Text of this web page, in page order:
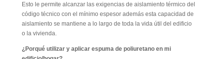
Esto le permite alcanzar las exigencias de aislamiento térmico del
código técnico con el mínimo espesor además esta capacidad de
aislamiento se mantiene a lo largo de toda la vida útil del edificio
o la vivienda.
¿Porqué utilizar y aplicar espuma de poliuretano en mi